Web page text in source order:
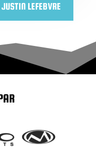
LEFEBVRE